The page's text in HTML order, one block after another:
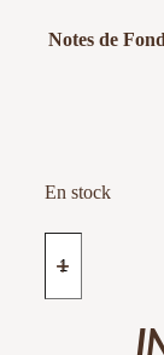
Notes de
En stock